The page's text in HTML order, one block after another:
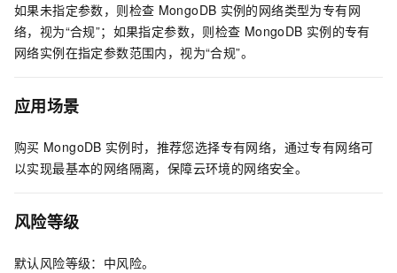
如果未指定参数，则检查 MongoDB 实例的网络类型为专有网
络，视为“合规”；如果指定参数，则检查 MongoDB 实例的专有
网络实例在指定参数范围内，视为“合规”。
应用场景
购买 MongoDB 实例时，推荐您选择专有网络，通过专有网络可
以实现最基本的网络隔离，保障云环境的网络安全。
风险等级
默认风险等级：中风险。